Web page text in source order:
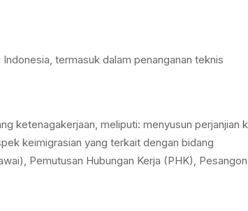
termasuk dalam penanganan teknis
ketenagakerjaan, meliputi: menyusun perjanjian
keimigrasian yang terkait dengan bidang
Pemutusan Hubungan Kerja (PHK),